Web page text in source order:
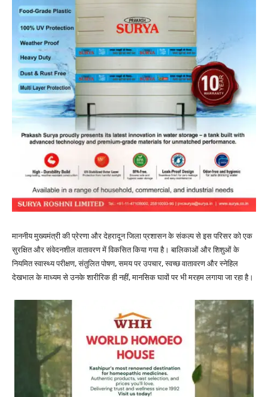
माननीय मुख्यमंत्री की प्रेरणा और देहरादून जिला प्रशासन के संकल्प से इस परिसर को एक
सुरक्षित और संवेदनशील वातावरण में विकसित किया गया है। बालिकाओं और शिशुओं के
नियमित स्वास्थ्य परीक्षण, संतुलित पोषण, समय पर उपचार, स्वच्छ वातावरण और स्नेहिल
देखभाल के माध्यम से उनके शारीरिक ही नहीं, मानसिक घावों पर भी मरहम लगाया जा रहा है।